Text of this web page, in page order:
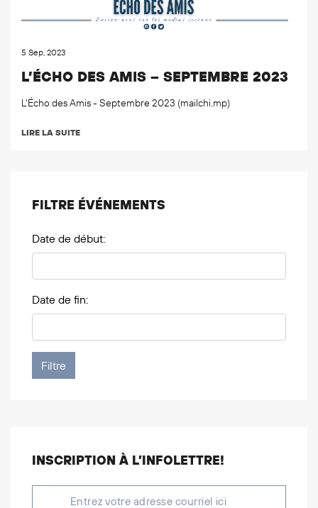
5 Sep, 2023
L’ÉCHO DES AMIS – SEPTEMBRE 2023
L'Écho des Amis - Septembre 2023 (mailchi.mp)
LIRE LA SUITE
FILTRE ÉVÉNEMENTS
Date de début:
Date de fin:
INSCRIPTION À L’INFOLETTRE!